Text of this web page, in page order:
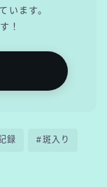
います。
！
録 #斑入り